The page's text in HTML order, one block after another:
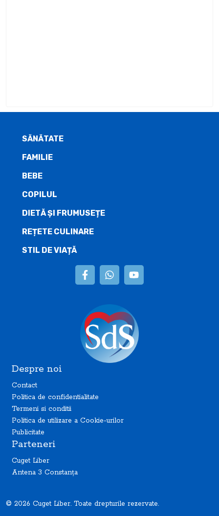
SĂNĂTATE
FAMILIE
BEBE
COPILUL
DIETĂ ŞI FRUMUSEȚE
REȚETE CULINARE
STIL DE VIAȚĂ
Despre noi
Contact
Politica de confidentialitate
Termeni si conditii
Politica de utilizare a Cookie-urilor
Publicitate
Parteneri
Cuget Liber
Antena 3 Constanța
© 2026 Cuget Liber. Toate drepturile rezervate.